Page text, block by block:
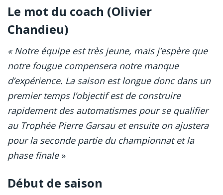
Le mot du coach (Olivier
Chandieu)
« Notre équipe est très jeune, mais j’espère que
notre fougue compensera notre manque
d’expérience. La saison est longue donc dans un
premier temps l’objectif est de construire
rapidement des automatismes pour se qualifier
au Trophée Pierre Garsau et ensuite on ajustera
pour la seconde partie du championnat et la
phase finale»
Début de saison